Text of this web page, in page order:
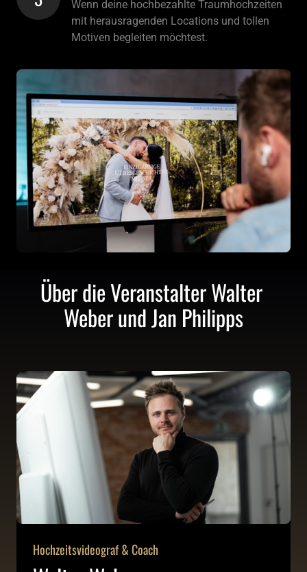
Wenn deine hochbezahlte Traumhochzeiten
mit herausragenden Locations und tollen
Motiven begleiten möchtest.
Über die Veranstalter Walter
Weber und Jan Philipps
Hochzeitsvideograf & Coach